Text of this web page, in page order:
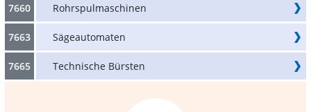
7660 Rohrspulmaschinen
7663 Sägeautomaten
7665 Technische Bürsten